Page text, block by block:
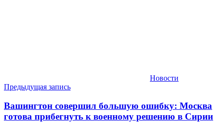
Новости
Навигация
по
записям
Предыдущая запись
Вашингтон совершил большую ошибку: Москва
готова прибегнуть к военному решению в Сирии